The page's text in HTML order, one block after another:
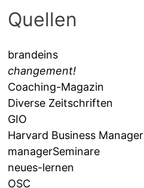
Quellen
brandeins
changement!
Coaching-Magazin
Diverse Zeitschriften
GIO
Harvard Business Manager
managerSeminare
neues-lernen
OSC